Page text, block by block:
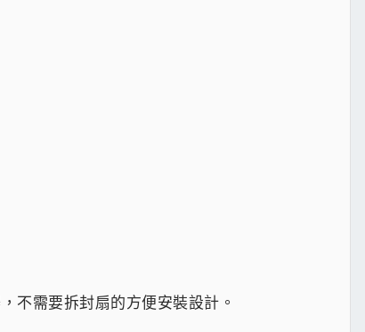
不需要拆封扇的方便安裝設計。